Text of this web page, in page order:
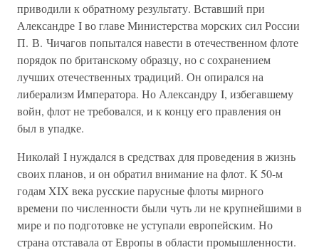
приводили к обратному результату. Вставший при
Александре I во главе Министерства морских сил России
П. В. Чичагов попытался навести в отечественном флоте
порядок по британскому образцу, но с сохранением
лучших отечественных традиций. Он опирался на
либерализм Императора. Но Александру I, избегавшему
войн, флот не требовался, и к концу его правления он
был в упадке.
Николай I нуждался в средствах для проведения в жизнь
своих планов, и он обратил внимание на флот. К 50-м
годам XIX века русские парусные флоты мирного
времени по численности были чуть ли не крупнейшими в
мире и по подготовке не уступали европейским. Но
страна отставала от Европы в области промышленности.